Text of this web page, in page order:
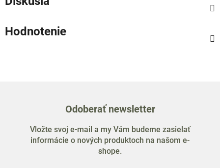
Hodnotenie
Odoberať newsletter
Vložte svoj e-mail a my Vám budeme zasielať
informácie o nových produktoch na našom e-
shope.